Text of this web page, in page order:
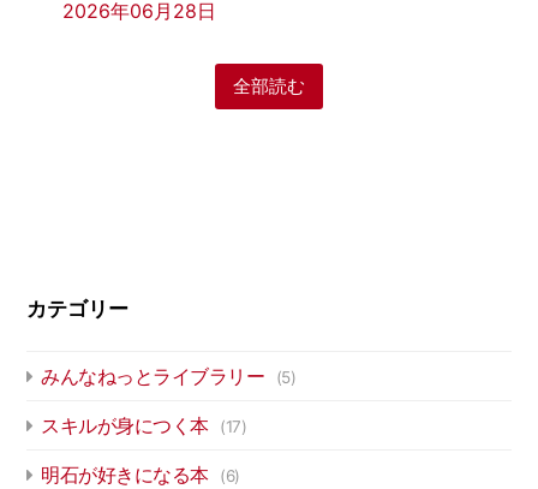
2026年06月28日
全部読む
カテゴリー
みんなねっとライブラリー (5)
スキルが身につく本 (17)
明石が好きになる本 (6)